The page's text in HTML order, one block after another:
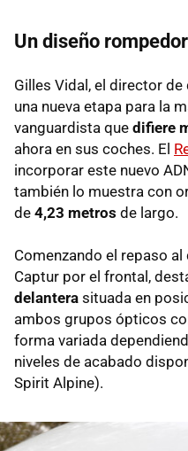
Un diseño rompedor
Gilles Vidal, el director
una nueva etapa para la
vanguardista que difiere
ahora en sus coches. El
incorporar este nuevo
también lo muestra con
de 4,23 metros de largo.
Comenzando el repaso
Captur por el frontal,
delantera situada en
ambos grupos ópticos
forma variada
niveles de acabado
Spirit Alpine).